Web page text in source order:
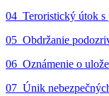
04_Teroristický útok
05_Obdržanie
06_Oznámenie o
07_Únik